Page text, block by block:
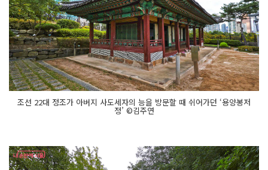
조선 22대 정조가 아버지 사도세자의 능을 방문할 때 쉬어가던 ‘용양봉저
정’ ©김주연